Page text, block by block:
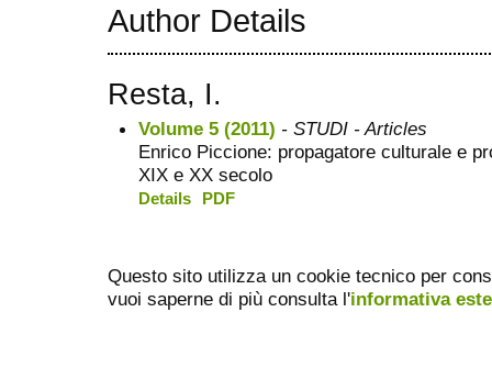
Author Details
Resta, I.
Volume 5 (2011) - STUDI - Articles
Enrico Piccione: propagatore culturale e
XIX e XX secolo
Details PDF
Questo sito utilizza un cookie tecnico per
vuoi saperne di più consulta l'informativa